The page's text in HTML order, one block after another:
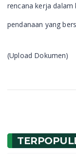
rencana kerja dalam
pendanaan yang
(Upload Dokumen)